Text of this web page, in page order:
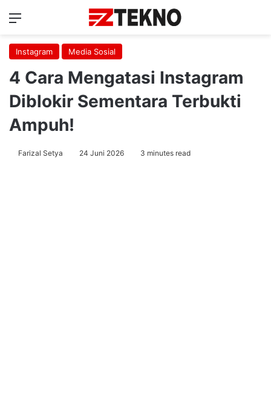
Menu
Instagram Media Sosial
4 Cara Mengatasi Instagram
Diblokir Sementara Terbukti
Ampuh!
Farizal Setya 24 Juni 2026 3 minutes read